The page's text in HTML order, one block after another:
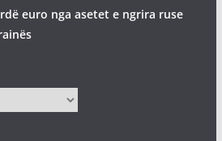
euro nga asetet e ngrira ruse